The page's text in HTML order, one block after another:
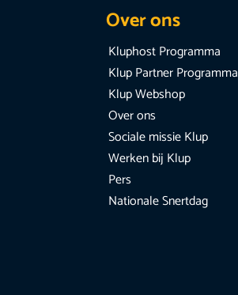
Over ons
Kluphost Programma
Klup Partner Programma
Klup Webshop
Over ons
Sociale missie Klup
Werken bij Klup
Pers
Nationale Snertdag